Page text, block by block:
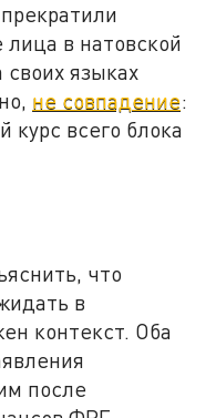
в натовской
языках
не совпадение:
курс всего блока
что
в
контекст. Оба
после